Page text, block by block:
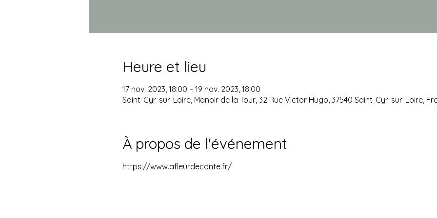
Heure et lieu
17 nov. 2023, 18:00 – 19 nov. 2023, 18:00
Saint-Cyr-sur-Loire, Manoir de la Tour, 32 Rue Victor Hugo, 37540 Saint-Cyr-sur-Loire,
À propos de l'événement
https://www.afleurdeconte.fr/